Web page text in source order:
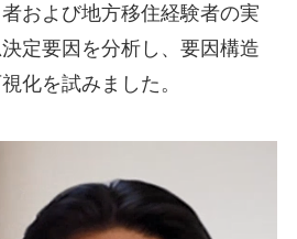
および地方移住経験者の実
定要因を分析し、要因構造
化を試みました。